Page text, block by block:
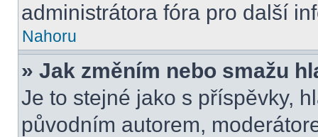
administrátora fóra pro další
Nahoru
» Jak změním nebo smažu
Je to stejné jako s příspěvky,
původním autorem,